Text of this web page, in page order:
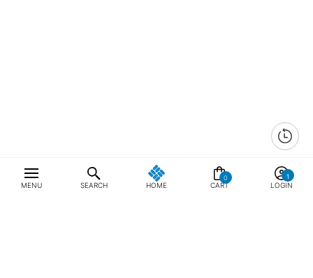
MENU SEARCH HOME
0
CART LOGIN